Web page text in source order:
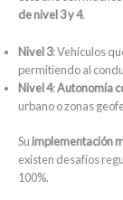
de nivel 3 y 4.
Nivel 3: Vehículos
permitiendo al
Nivel 4:Autonomía
urbano o zonas
Su implementación
existen desafíos
100%.